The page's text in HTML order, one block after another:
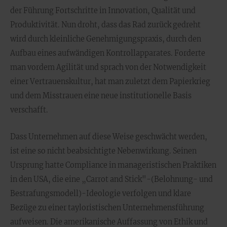
der Führung Fortschritte in Innovation, Qualität und
Produktivität. Nun droht, dass das Rad zurück gedreht
wird durch kleinliche Genehmigungspraxis, durch den
Aufbau eines aufwändigen Kontrollapparates. Forderte
man vordem Agilität und sprach von der Notwendigkeit
einer Vertrauenskultur, hat man zuletzt dem Papierkrieg
und dem Misstrauen eine neue institutionelle Basis
verschafft.
Dass Unternehmen auf diese Weise geschwächt werden,
ist eine so nicht beabsichtigte Nebenwirkung. Seinen
Ursprung hatte Compliance in manageristischen Praktiken
in den USA, die eine „Carrot and Stick"-(Belohnung- und
Bestrafungsmodell)-Ideologie verfolgen und klare
Bezüge zu einer tayloristischen Unternehmensführung
aufweisen. Die amerikanische Auffassung von Ethik und